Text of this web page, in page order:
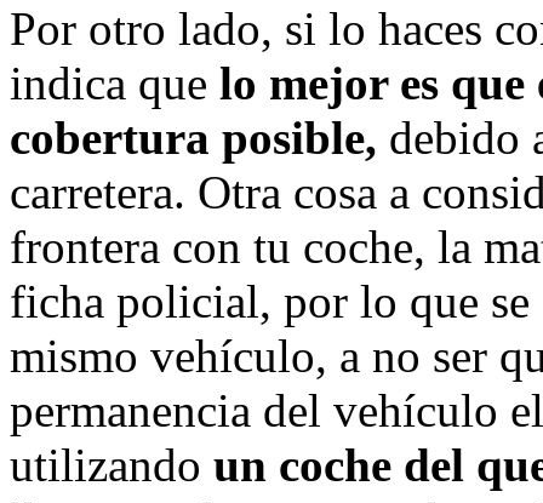
Por otro lado, si lo haces
indica que lo mejor es que
cobertura posible, debido
carretera. Otra cosa a
frontera con tu coche, la
ficha policial, por lo que se
mismo vehículo, a no ser
permanencia del vehículo
utilizando un coche del